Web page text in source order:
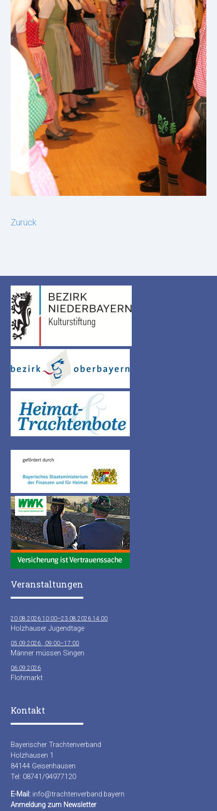
Zurück
Veranstaltungen
20.08.2026 10:00–23.08.2026 14:00
Holzhauser Jugendtage
05.09.2026 , 09:00–17:00
Männer müssen Singen
06.09.2026
Flohmarkt
Kontakt
Bayerischer Trachtenverband
Holzhausen 1
84144 Geisenhausen
Tel: 08741/94977120
E-Mail: info@trachtenverband.bayern
Anmeldung zum Newsletter